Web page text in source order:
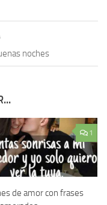
noches
1
de amor con frases